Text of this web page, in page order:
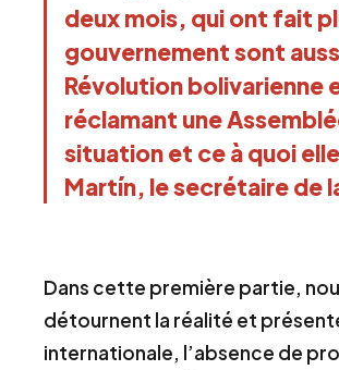
deux mois, qui ont fait
gouvernement sont
Révolution bolivarienne
réclamant une
situation et ce à quoi
Martín, le secrétaire de
Dans cette première partie,
détournent la réalité et
internationale, l’absence de